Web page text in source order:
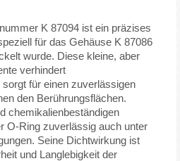
K 87094 ist ein präzises
für das Gehäuse K 87086
wurde. Diese kleine, aber
verhindert
für einen zuverlässigen
den Berührungsflächen.
chemikalienbeständigen
O-Ring zuverlässig auch unter
Seine Dichtwirkung ist
und Langlebigkeit der